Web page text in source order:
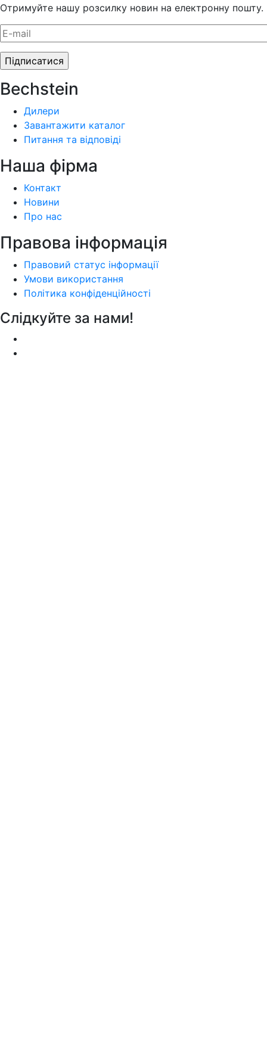
Отримуйте нашу розсилку новин на електронну пошту.
Bechstein
Дилери
Завантажити каталог
Питання та відповіді
Наша фiрма
Контакт
Новини
Про нас
Правова інформація
Правовий статус інформації
Умови використання
Політика конфіденційності
Слідкуйте за нами!